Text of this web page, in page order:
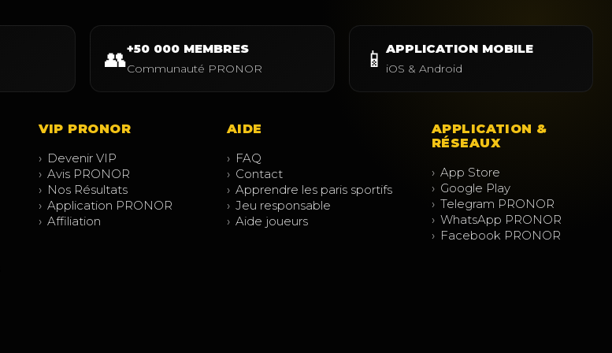
👥+50 000 MEMBRES
Communauté PRONOR 📱 APPLICATION MOBILE
iOS & Android
VIP PRONOR
› Devenir VIP
› Avis PRONOR
› Nos Résultats
› Application PRONOR
› Affiliation
AIDE
› FAQ
› Contact
› Apprendre les paris sportifs
› Jeu responsable
› Aide joueurs
APPLICATION &
RÉSEAUX
› App Store
› Google Play
› Telegram PRONOR
› WhatsApp PRONOR
› Facebook PRONOR